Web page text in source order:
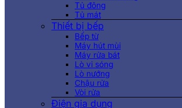
Tủ đông
Tủ mát
Thiết bị bếp
Bếp từ
Máy hút mùi
Máy rửa bát
Lò vi sóng
Lò nướng
Chậu rửa
Vòi rửa
Điện gia dụng